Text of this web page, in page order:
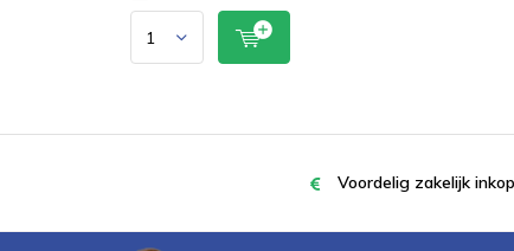
Voordelig zakelijk